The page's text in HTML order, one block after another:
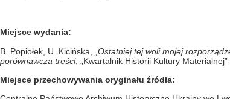
Miejsce wydania:
B. Popiołek, U. Kicińska,
„Ostatniej tej woli mojej
porównawcza treści, „Kwartalnik Historii Kultury
Miejsce przechowywania oryginału źródła: